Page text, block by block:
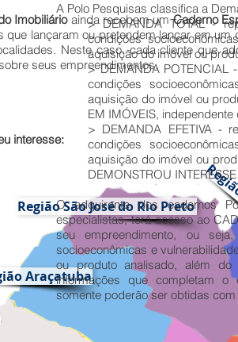
interesse:
Região São José do Rio Preto
Araçatuba
Imobiliárioainda recebem umCaderno
que lançaram ou pretendem lançar em
Neste caso, cada cliente que
seus empreendimentos.
A Polo Pesquisas classifica a
> DEMANDA TOTAL -
condições
aquisição do imóvel ou
> DEMANDA POTENCIAL
condições
aquisição do imóvel ou
EM IMÓVEIS,
> DEMANDA EFETIVA -
condições
aquisição do imóvel ou
DEMONSTROU
O adquirente dos cadernos
especialistas, terá acesso ao
seu empreendimento, ou
socioeconômicas e
ou produto analisado, além
informações que completam
somente poderão ser obtidas